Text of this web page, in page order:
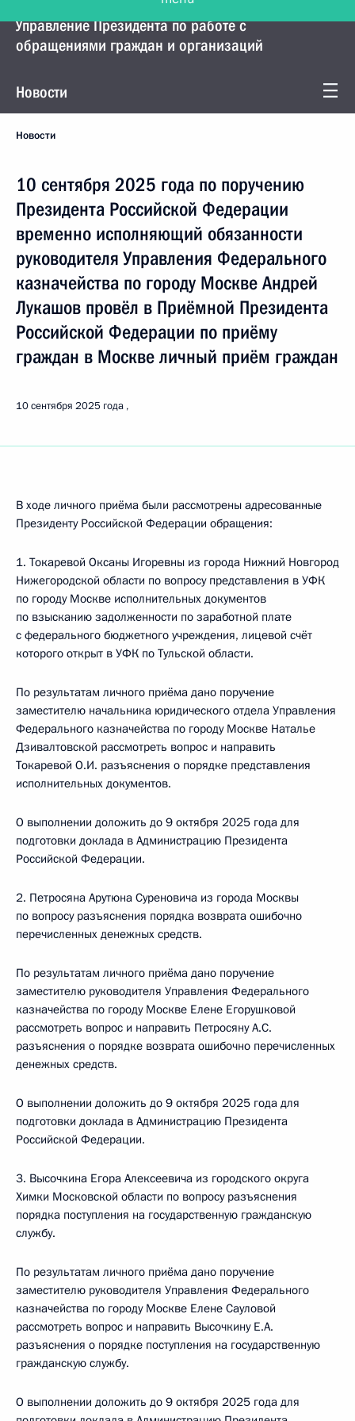
Управление Президента по работе с
обращениями граждан и организаций
Новости
Новости
10 сентября 2025 года по поручению
Президента Российской Федерации
временно исполняющий обязанности
руководителя Управления Федерального
казначейства по городу Москве Андрей
Лукашов провёл в Приёмной Президента
Российской Федерации по приёму
граждан в Москве личный приём граждан
10 сентября 2025 года
В ходе личного приёма были рассмотрены адресованные
Президенту Российской Федерации обращения:
1. Токаревой Оксаны Игоревны из города Нижний Новгород
Нижегородской области по вопросу представления в УФК
по городу Москве исполнительных документов
по взысканию задолженности по заработной плате
с федерального бюджетного учреждения, лицевой счёт
которого открыт в УФК по Тульской области.
По результатам личного приёма дано поручение
заместителю начальника юридического отдела Управления
Федерального казначейства по городу Москве Наталье
Дзивалтовской рассмотреть вопрос и направить
Токаревой О.И. разъяснения о порядке представления
исполнительных документов.
О выполнении доложить до 9 октября 2025 года для
подготовки доклада в Администрацию Президента
Российской Федерации.
2. Петросяна Арутюна Суреновича из города Москвы
по вопросу разъяснения порядка возврата ошибочно
перечисленных денежных средств.
По результатам личного приёма дано поручение
заместителю руководителя Управления Федерального
казначейства по городу Москве Елене Егорушковой
рассмотреть вопрос и направить Петросяну А.С.
разъяснения о порядке возврата ошибочно перечисленных
денежных средств.
О выполнении доложить до 9 октября 2025 года для
подготовки доклада в Администрацию Президента
Российской Федерации.
3. Высочкина Егора Алексеевича из городского округа
Химки Московской области по вопросу разъяснения
порядка поступления на государственную гражданскую
службу.
По результатам личного приёма дано поручение
заместителю руководителя Управления Федерального
казначейства по городу Москве Елене Сауловой
рассмотреть вопрос и направить Высочкину Е.А.
разъяснения о порядке поступления на государственную
гражданскую службу.
О выполнении доложить до 9 октября 2025 года для